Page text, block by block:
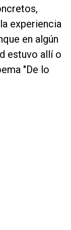
experiencia
en algún
estuvo allí o
"De lo